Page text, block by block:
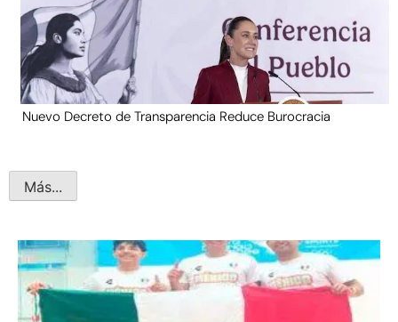
Nuevo Decreto de Transparencia Reduce Burocracia
Más...